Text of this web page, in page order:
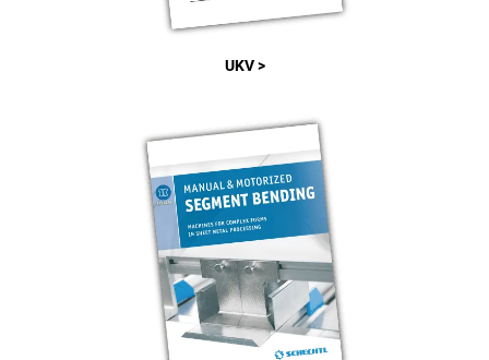
UKV >